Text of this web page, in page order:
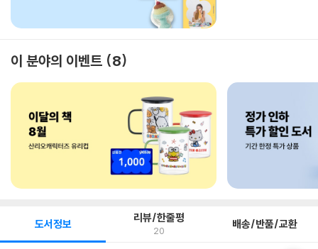
이 분야의 이벤트 8
도서정보 리뷰/한줄평
20 배송/반품/교환